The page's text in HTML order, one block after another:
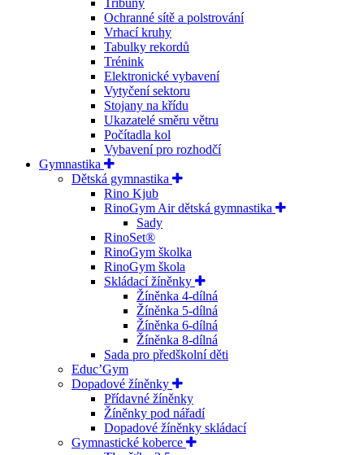
Tribuny
Ochranné sítě a polstrování
Vrhací kruhy
Tabulky rekordů
Trénink
Elektronické vybavení
Vytyčení sektoru
Stojany na křídu
Ukazatelé směru větru
Počítadla kol
Vybavení pro rozhodčí
Gymnastika
Dětská gymnastika
Rino Kjub
RinoGym Air dětská gymnastika
Sady
RinoSet®
RinoGym školka
RinoGym škola
Skládací žíněnky
Žíněnka 4-dílná
Žíněnka 5-dílná
Žíněnka 6-dílná
Žíněnka 8-dílná
Sada pro předškolní děti
Educ’Gym
Dopadové žíněnky
Přídavné žíněnky
Žíněnky pod nářadí
Dopadové žíněnky skládací
Gymnastické koberce